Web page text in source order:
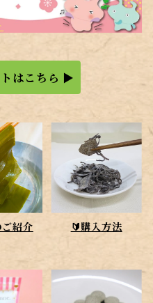
はこちら ▶
紹介 🔰購入方法